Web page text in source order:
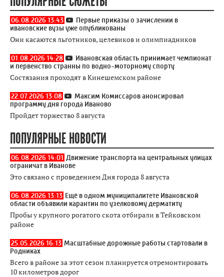
06.08.2026 13:43
Первые приказы о зачислении в
ивановские вузы уже опубликованы
Они касаются льготников, целевиков и олимпиадников
01.08.2026 14:28
Ивановская область принимает чемпионат
и первенство странны по водно-моторному спорту
Состязания проходят в Кинешемском районе
22.07.2026 13:08
Максим Комиссаров анонсировал
программу дня города Иваново
Пройдет торжество 8 августа
ПОПУЛЯРНЫЕ НОВОСТИ
06.08.2026 14:01 Движение транспорта на центральных улицах
ограничат в Иванове
Это связано с проведением Дня города 8 августа
06.08.2026 13:13 Ещё в одном муниципалитете Ивановской
области объявили карантин по узелковому дерматиту
Пробы у крупного рогатого скота отбирали в Тейковском
районе
25.05.2026 16:13 Масштабные дорожные работы стартовали в
Родниках
Всего в районе за этот сезон планируется отремонтировать
10 километров дорог